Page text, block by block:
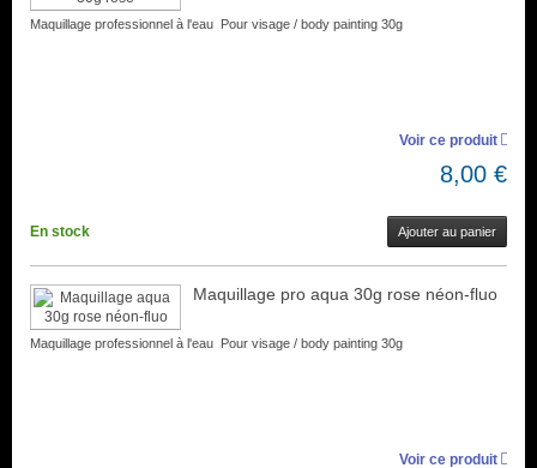
Maquillage professionnel à l'eau Pour visage / body painting 30g
Voir ce produit
8,00 €
En stock Ajouter au panier
Maquillage pro aqua 30g rose néon-fluo
Maquillage professionnel à l'eau Pour visage / body painting 30g
Voir ce produit